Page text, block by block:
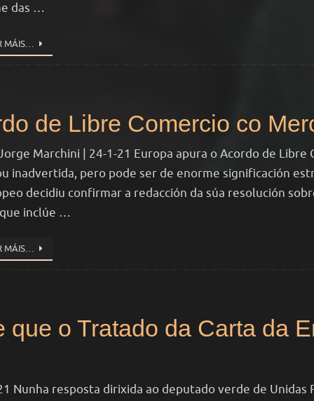
das …
MÁIS…
de Libre Comercio co
Marchini | 24-1-21 Europa apura o Acordo de Libre
inadvertida, pero pode ser de enorme significación
decidiu confirmar a redacción da súa resolución
inclúe …
MÁIS…
que o Tratado da Carta da
Nunha resposta dirixida ao deputado verde de Unidas